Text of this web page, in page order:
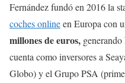
Fernández fundó en 2016 la
coches onlineen Europa con
millones de euros,
cuenta como inversores a
Globo) y el Grupo PSA